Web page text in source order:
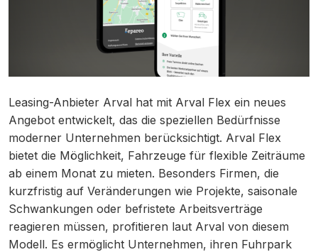
Leasing-Anbieter Arval hat mit Arval Flex ein neues
Angebot entwickelt, das die speziellen Bedürfnisse
moderner Unternehmen berücksichtigt. Arval Flex
bietet die Möglichkeit, Fahrzeuge für flexible Zeiträume
ab einem Monat zu mieten. Besonders Firmen, die
kurzfristig auf Veränderungen wie Projekte, saisonale
Schwankungen oder befristete Arbeitsverträge
reagieren müssen, profitieren laut Arval von diesem
Modell. Es ermöglicht Unternehmen, ihren Fuhrpark